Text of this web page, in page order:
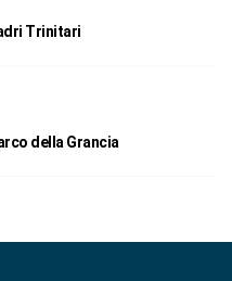
Trinitari
della Grancia